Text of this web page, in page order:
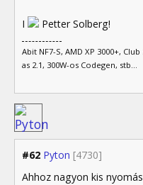
I Petter Solberg!
Abit NF7-S, AMD XP 3000+,
as 2.1, 300W-os Codegen, stb...
#62 Pyton [4730]
Ahhoz nagyon kis